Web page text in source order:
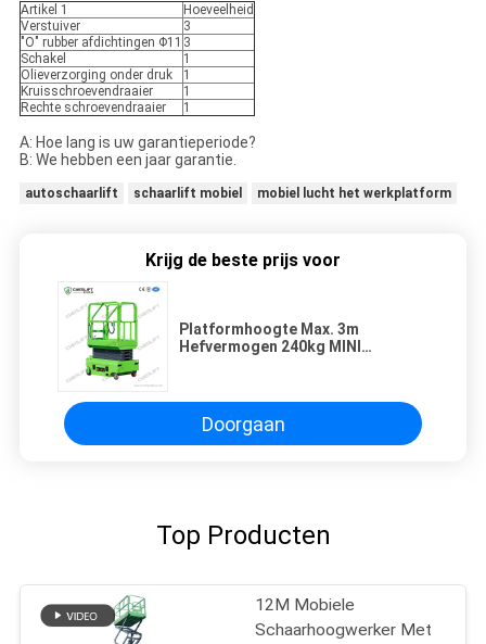
Artikel 1
Hoeveelheid
Verstuiver
3
"O" rubber afdichtingen Φ11 3
Schakel
1
Olieverzorging onder druk
1
Kruisschroevendraaier
1
Rechte schroevendraaier
1
A: Hoe lang is uw garantieperiode?
B: We hebben een jaar garantie.
autoschaarlift schaarlift mobiel mobiel lucht het werkplatform
Krijg de beste prijs voor
Platformhoogte Max. 3m
Hefvermogen 240kg MINI
Doorgaan
Top Producten
12M Mobiele
Schaarhoogwerker Met